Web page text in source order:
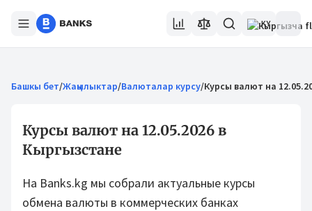
KY
Башкы бет/Жаңылыктар/Валюталар курсу/Курсы валют на
Курсы валют на 12.05.2026 в
Кыргызстане
На Banks.kg мы собрали актуальные курсы
обмена валюты в коммерческих банках